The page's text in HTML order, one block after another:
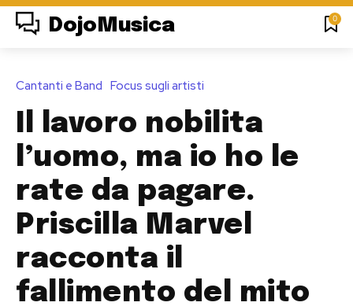
DojoMusica 0
Cantanti e Band Focus sugli artisti
Il lavoro nobilita
l’uomo, ma io ho le
rate da pagare.
Priscilla Marvel
racconta il
fallimento del mito